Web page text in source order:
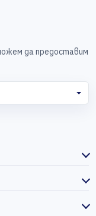
да предоставим